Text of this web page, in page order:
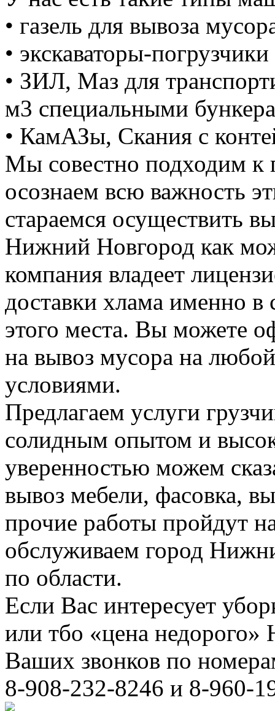
• газель для вывоза
• экскаваторы-
• ЗИЛ, Маз для
м3 специальными
• КамАЗы, Скания с
Мы совестно подходим к
осознаем всю важность
стараемся осуществить
Нижний Новгород как
компания владеет
доставки хлама именно в
этого места. Вы можете
на вывоз мусора на
условиями.
Предлагаем услуги
солидным опытом и
уверенностью можем
вывоз мебели, фасовка,
прочие работы пройдут
обслуживаем город
по области.
Если Вас интересует
или тбо «цена
Ваших звонков по
8-908-232-8246 и 8-960-